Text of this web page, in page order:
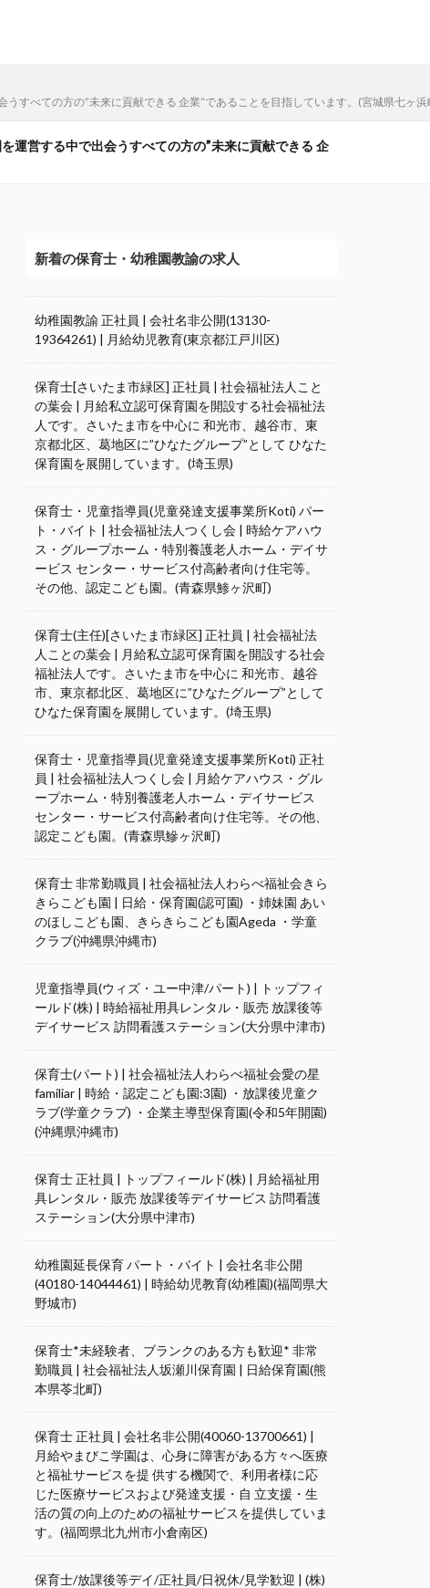
すべての方の”未来に貢献できる 企業”であることを目指しています。(宮城県七ヶ浜
運営する中で出会うすべての方の”未来に貢献できる 企
新着の保育士・幼稚園教諭の求人
幼稚園教諭 正社員 | 会社名非公開(13130-
19364261) | 月給幼児教育(東京都江戸川区)
保育士[さいたま市緑区] 正社員 | 社会福祉法人こと
の葉会 | 月給私立認可保育園を開設する社会福祉法
人です。さいたま市を中心に 和光市、越谷市、東
京都北区、葛地区に”ひなたグループ”として ひなた
保育園を展開しています。(埼玉県)
保育士・児童指導員(児童発達支援事業所Koti) パー
ト・バイト | 社会福祉法人つくし会 | 時給ケアハウ
ス・グループホーム・特別養護老人ホーム・デイサ
ービス センター・サービス付高齢者向け住宅等。
その他、認定こども園。(青森県鯵ヶ沢町)
保育士(主任)[さいたま市緑区] 正社員 | 社会福祉法
人ことの葉会 | 月給私立認可保育園を開設する社会
福祉法人です。さいたま市を中心に 和光市、越谷
市、東京都北区、葛地区に”ひなたグループ”として
ひなた保育園を展開しています。(埼玉県)
保育士・児童指導員(児童発達支援事業所Koti) 正社
員 | 社会福祉法人つくし会 | 月給ケアハウス・グル
ープホーム・特別養護老人ホーム・デイサービス
センター・サービス付高齢者向け住宅等。その他、
認定こども園。(青森県鰺ヶ沢町)
保育士 非常勤職員 | 社会福祉法人わらべ福祉会きら
きらこども園 | 日給・保育園(認可園) ・姉妹園 あい
のほしこども園、きらきらこども園Ageda ・学童
クラブ(沖縄県沖縄市)
児童指導員(ウィズ・ユー中津/パート) | トップフィ
ールド(株) | 時給福祉用具レンタル・販売 放課後等
デイサービス 訪問看護ステーション(大分県中津市)
保育士(パート) | 社会福祉法人わらべ福祉会愛の星
familiar | 時給・認定こども園:3園) ・放課後児童ク
ラブ(学童クラブ) ・企業主導型保育園(令和5年開園)
(沖縄県沖縄市)
保育士 正社員 | トップフィールド(株) | 月給福祉用
具レンタル・販売 放課後等デイサービス 訪問看護
ステーション(大分県中津市)
幼稚園延長保育 パート・バイト | 会社名非公開
(40180-14044461) | 時給幼児教育(幼稚園)(福岡県大
野城市)
保育士*未経験者、ブランクのある方も歓迎* 非常
勤職員 | 社会福祉法人坂瀬川保育園 | 日給保育園(熊
本県苓北町)
保育士 正社員 | 会社名非公開(40060-13700661) |
月給やまびこ学園は、心身に障害がある方々へ医療
と福祉サービスを提 供する機関で、利用者様に応
じた医療サービスおよび発達支援・自 立支援・生
活の質の向上のための福祉サービスを提供していま
す。(福岡県北九州市小倉南区)
保育士/放課後等デイ/正社員/日祝休/見学歓迎 | (株)